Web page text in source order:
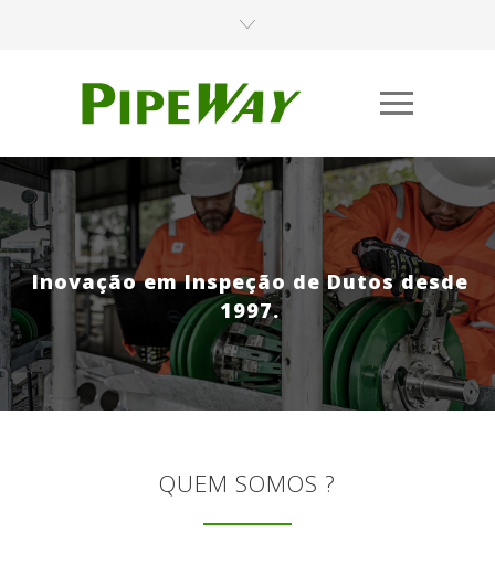
Inovação em Inspeção de Dutos desde
1997.
QUEM SOMOS ?